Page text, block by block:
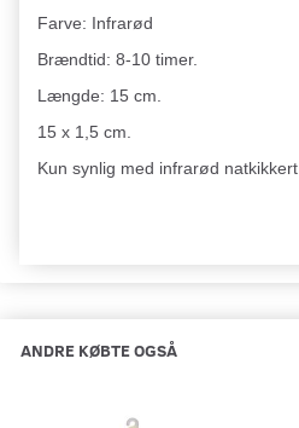
Farve: Infrarød
Brændtid: 8-10 timer.
Længde: 15 cm.
15 x 1,5 cm.
Kun synlig med infrarød natkikkert
ANDRE KØBTE OGSÅ